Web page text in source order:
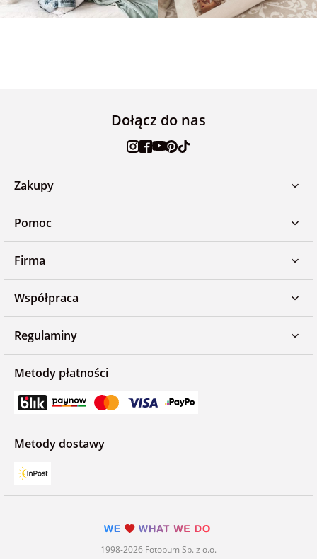
Dołącz do nas
Zakupy
Pomoc
Firma
Współpraca
Regulaminy
Metody płatności
Metody dostawy
1998-2026 Fotobum Sp. z o.o.